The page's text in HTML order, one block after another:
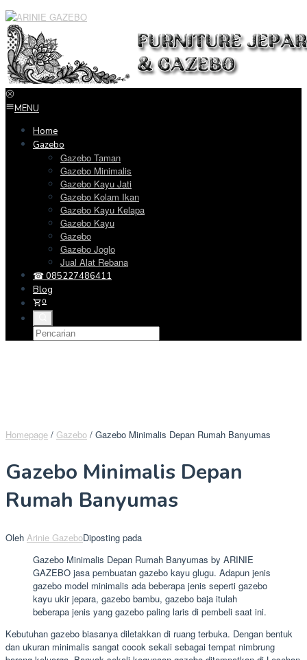
Loncat
ke
konten
MENU
Home
Gazebo
Gazebo Taman
Gazebo Minimalis
Gazebo Kayu Jati
Gazebo Kolam Ikan
Gazebo Kayu Kelapa
Gazebo Kayu
Gazebo
Gazebo Joglo
Jual Alat Rebana
☎ 085227486411
Blog
0
Homepage / Gazebo / Gazebo Minimalis Depan Rumah Banyumas
Gazebo Minimalis Depan
Rumah Banyumas
Oleh Arinie GazeboDiposting pada
Gazebo Minimalis Depan Rumah Banyumas by ARINIE
GAZEBO jasa pembuatan gazebo kayu glugu. Adapun jenis
gazebo model minimalis ada beberapa jenis seperti gazebo
kayu ukir jepara, gazebo bambu, gazebo baja itulah
beberapa jenis yang gazebo paling laris di pembeli saat ini.
Kebutuhan gazebo biasanya diletakkan di ruang terbuka. Dengan bentuk
dan ukuran minimalis sangat cocok sekali sebagai tempat nimbrung